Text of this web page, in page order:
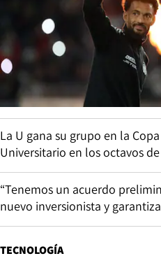
La U gana su grupo en la
Universitario en los octavos
“Tenemos un acuerdo
nuevo inversionista y
TECNOLOGÍA